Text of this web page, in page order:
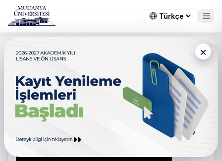
×
Ana Sayfa /Sanat ve Sosyal Bilimler Fakültesi
Hakkımızda